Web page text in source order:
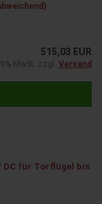
515,03 EUR
MwSt. zzgl. Versand